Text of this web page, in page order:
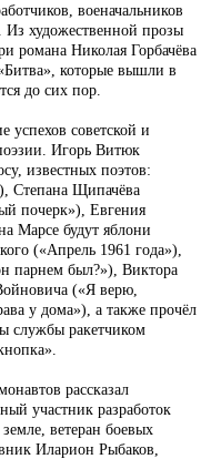
военачальников
Из художественной прозы
романа Николая Горбачёва
которые вышли в
до сих пор.
успехов советской и
Игорь Витюк
известных поэтов:
Степана Щипачёва
почерк»), Евгения
Марсе будут яблони
(«Апрель 1961 года»),
парнем был?»), Виктора
(«Я верю,
у дома»), а также прочёл
службы ракетчиком
рассказал
участник разработок
ветеран боевых
Иларион Рыбаков,